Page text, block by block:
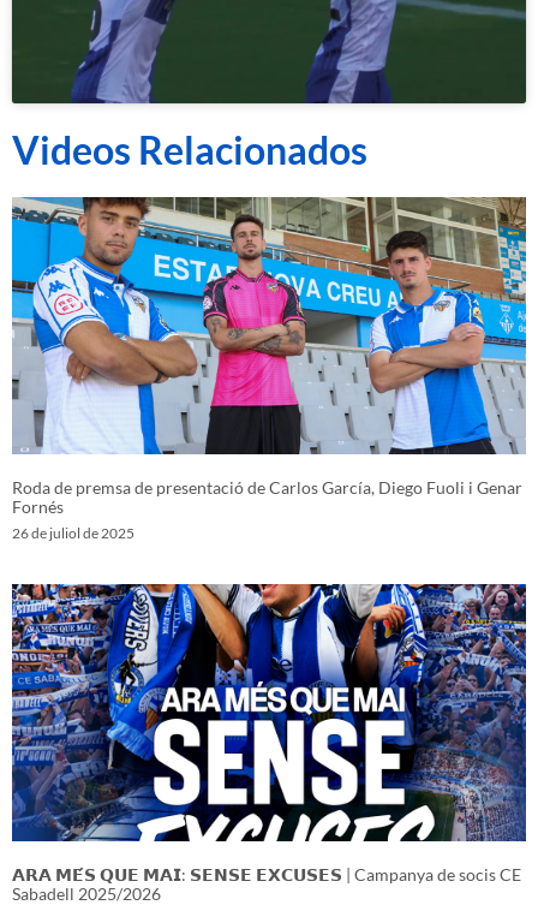
Videos Relacionados
Roda de premsa de presentació de Carlos García, Diego Fuoli i Genar
Fornés
26 de juliol de 2025
𝗔𝗥𝗔 𝗠𝗘́𝗦 𝗤𝗨𝗘 𝗠𝗔𝗜: 𝗦𝗘𝗡𝗦𝗘 𝗘𝗫𝗖𝗨𝗦𝗘𝗦 | Campanya de socis CE
Sabadell 2025/2026